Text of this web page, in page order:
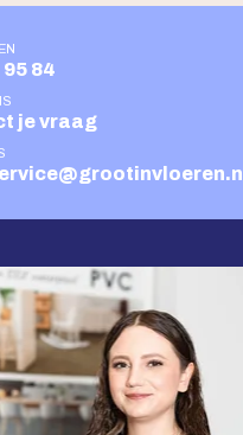
95 84
je vraag